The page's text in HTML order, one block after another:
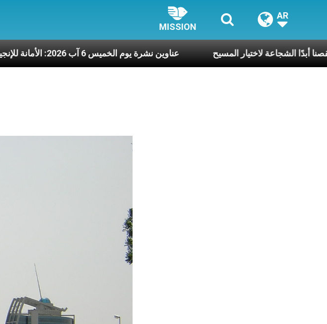
MISSION
AR
عناوين نشرة يوم الخميس 6 آب 2026: الأمانة للإنجيل كي لا تنقصنا أبدًا الشجاعة لاختيار المسيح